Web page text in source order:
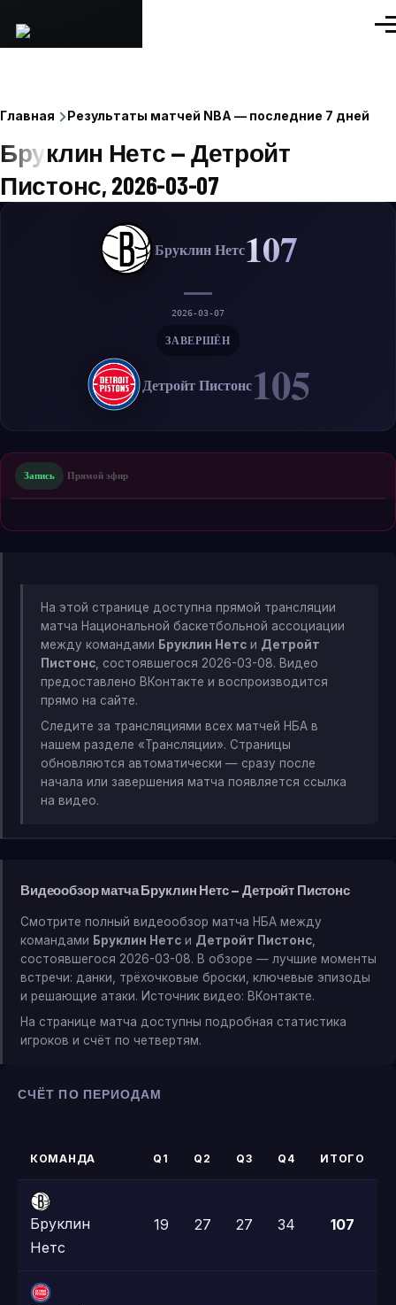
Строка
навигации
Главная Результаты матчей NBA — последние 7 дней
Бруклин Нетс — Детройт
Пистонс, 2026-03-07
Бруклин Нетс107
—
2026-03-07
ЗАВЕРШЁН
Детройт Пистонс105
Запись Прямой эфир
На этой странице доступна прямой трансляции
матча Национальной баскетбольной ассоциации
между командами Бруклин Нетс и Детройт
Пистонс , состоявшегося 2026-03-08. Видео
предоставлено ВКонтакте и воспроизводится
прямо на сайте.
Следите за трансляциями всех матчей НБА в
нашем разделе «Трансляции». Страницы
обновляются автоматически — сразу после
начала или завершения матча появляется ссылка
на видео.
Видеообзор матча Бруклин Нетс — Детройт Пистонс
Смотрите полный видеообзор матча НБА между
командами Бруклин Нетс и Детройт Пистонс
состоявшегося 2026-03-08. В обзоре — лучшие моменты
встречи: данки, трёхочковые броски, ключевые эпизоды
и решающие атаки. Источник видео: ВКонтакте.
На странице матча доступны подробная статистика
игроков и счёт по четвертям.
СЧЁТ ПО ПЕРИОДАМ
КОМАНДА Q1 Q2 Q3 Q4 ИТОГО
Бруклин
Нетс
19 27 27 34 107